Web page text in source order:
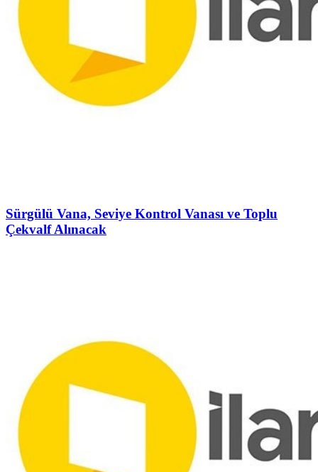
Sürgülü Vana, Seviye Kontrol Vanası ve Toplu
Çekvalf Alınacak